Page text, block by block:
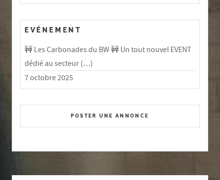
EVÉNEMENT
🚧 Les Carbonades du BW 🚧 Un tout nouvel EVENT
dédié au secteur (…)
7 octobre 2025
POSTER UNE ANNONCE